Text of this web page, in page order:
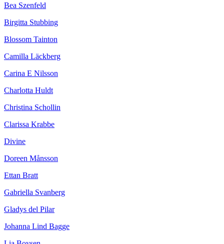
Bea Szenfeld
Birgitta Stubbing
Blossom Tainton
Camilla Läckberg
Carina E Nilsson
Charlotta Huldt
Christina Schollin
Clarissa Krabbe
Divine
Doreen Månsson
Ettan Bratt
Gabriella Svanberg
Gladys del Pilar
Johanna Lind Bagge